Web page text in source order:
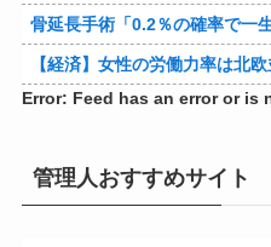
骨延長手術「0.2％の確率で一生歩けない体にな
【経済】女性の労働力率は北欧並みも「低賃金依存」の
Error: Feed has an error or is
管理人おすすめサイト